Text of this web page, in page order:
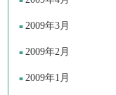
2009年3月
2009年2月
2009年1月